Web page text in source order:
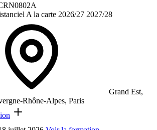
A la carte 2026/27 2027/28
Grand Est,
Rhône-Alpes, Paris